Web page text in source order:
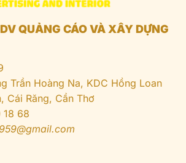
QUẢNG CÁO VÀ XÂY DỰNG
Trần Hoàng Na, KDC Hồng Loan
Cái Răng, Cần Thơ
68